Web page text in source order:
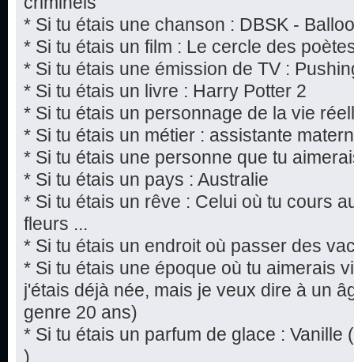
* Si tu étais une chanson : DBSK -
* Si tu étais un film : Le cercle des
* Si tu étais une émission de TV :
* Si tu étais un livre : Harry Potter 2
* Si tu étais un personnage de la vie
* Si tu étais un métier : assistante
* Si tu étais une personne que tu
* Si tu étais un pays : Australie
* Si tu étais un rêve : Celui où tu cours
fleurs ...
* Si tu étais un endroit où passer des
* Si tu étais une époque où tu aimerais
j'étais déjà née, mais je veux dire à un
genre 20 ans)
* Si tu étais un parfum de glace : Vanille
)